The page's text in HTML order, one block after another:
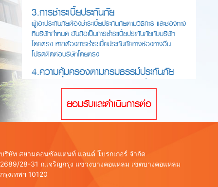
3.การชำระเบี้ยประกันภัย
ผู้เอาประกันภัยต้องชำระเบี้ยประกันภัยตามวิธีการ และช่องทาง
ที่บริษัทกำหนด อันถือเป็นการชำระเบี้ยประกันภัยกับบริษัท
โดยตรง หากต้องการชำระเบี้ยประกันภัยทางช่องทางอื่น
โปรดติดต่อบริษัทโดยตรง
4.ความคุ้มครองตามกรมธรรม์ประกันภัย
เท่านั้น เงื่อนไขความคุ้มครองเป็นไปตามที่ระบุในกรมธรรม์
5.การทำธุรกรรมทางอิเล็กทรอนิกส์
ข้อมูลตามพระราชบัญญัติว่าด้วยธุรกรรมทางอิเล็กทรอนิกส์
พ.ศ.2544
ยอมรับและดำเนินการต่อ
บริษัท สยามคอนซัลแตนท์ แอนด์ โบรกเกอร์ จำกัด
2689/28-31 ถ.เจริญกรุง แขวงบางคอแหลม เขตบางคอแหลม
กรุงเทพฯ 10120